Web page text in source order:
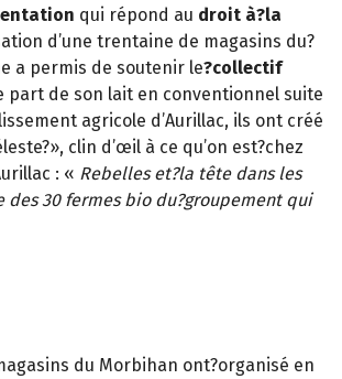
qui répond au droit à?la
d’une trentaine de magasins du?
a permis de soutenir le?collectif
part de son lait en conventionnel suite
agricole d’Aurillac, ils ont créé
clin d’œil à ce qu’on est?chez
: « Rebelles et?la tête dans les
des 30 fermes bio du?groupement qui
du Morbihan ont?organisé en